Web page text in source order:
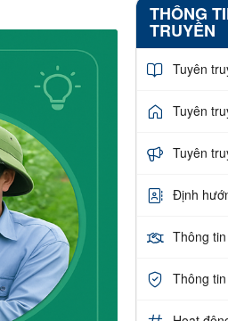
THÔNG
TRUYỀN
Tuyên
Tuyên
Tuyên
Định
Thông
Thông